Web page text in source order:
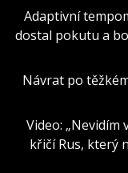
Adaptivní
dostal pokutu a
Návrat po
Video: „Nevidím
křičí Rus, který